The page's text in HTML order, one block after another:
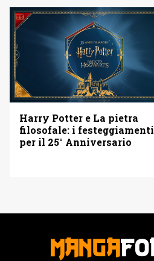
Harry Potter e La pietra
filosofale: i festeggiamenti
per il 25° Anniversario